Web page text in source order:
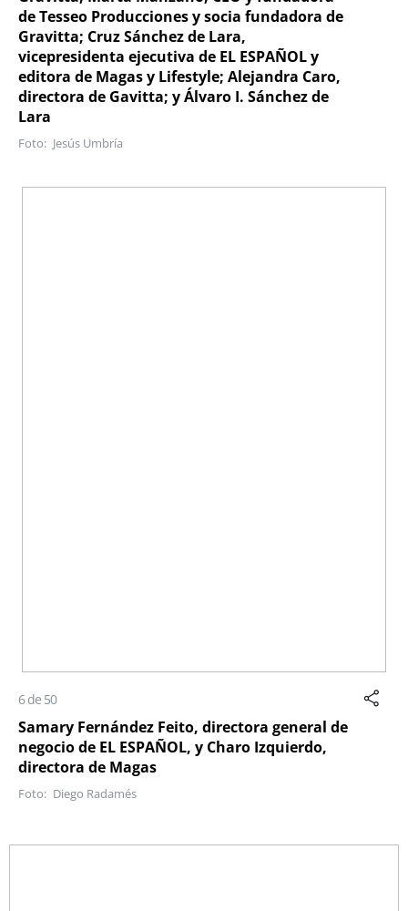
de Tesseo Producciones y socia fundadora de
Gravitta; Cruz Sánchez de Lara,
vicepresidenta ejecutiva de EL ESPAÑOL y
editora de Magas y Lifestyle; Alejandra Caro,
directora de Gavitta; y Álvaro I. Sánchez de
Lara
Jesús Umbría
6 de 50
Samary Fernández Feito, directora general de
negocio de EL ESPAÑOL, y Charo Izquierdo,
directora de Magas
Diego Radamés